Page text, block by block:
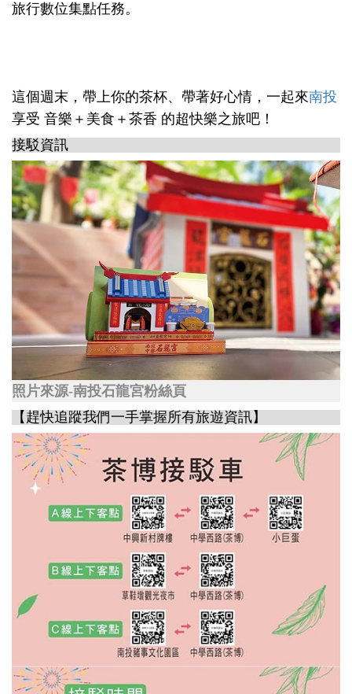
旅行數位集點任務。
這個週末，帶上你的茶杯、帶著好心情，一起來南投
享受 音樂＋美食＋茶香 的超快樂之旅吧！
接駁資訊
照片來源-南投石龍宮粉絲頁
【趕快追蹤我們一手掌握所有旅遊資訊】